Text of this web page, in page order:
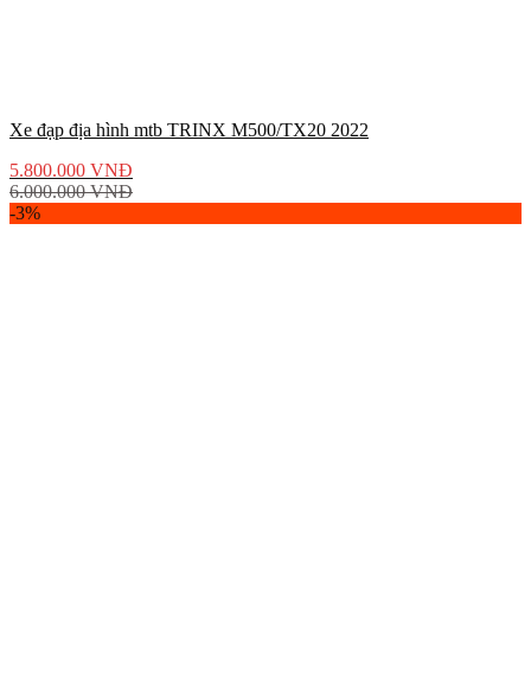
Xe đạp địa hình mtb TRINX M500/TX20 2022
5.800.000 VNĐ
6.000.000VNĐ
-3%